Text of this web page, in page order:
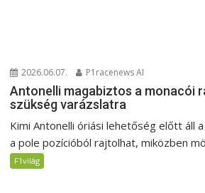
2026.06.07. P1racenews AI
Antonelli magabiztos a monacói
szükség varázslatra
Kimi Antonelli óriási lehetőség előtt áll
a pole pozícióból rajtolhat, miközben
F1világ